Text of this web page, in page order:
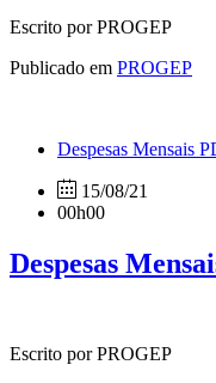
Escrito por PROGEP
Publicado em PROGEP
Despesas Mensais
15/08/21
00h00
Despesas
Escrito por PROGEP